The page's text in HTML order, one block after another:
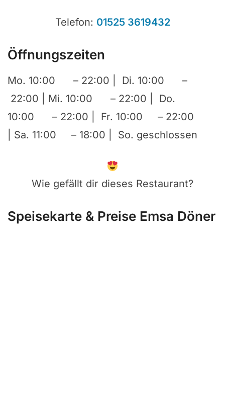
Telefon: 01525 3619432
Öffnungszeiten
Mo. 10:00 – 22:00 | Di. 10:00 –
22:00 | Mi. 10:00 – 22:00 | Do.
10:00 – 22:00 | Fr. 10:00 – 22:00
| Sa. 11:00 – 18:00 | So. geschlossen
Wie gefällt dir dieses Restaurant?
Speisekarte & Preise Emsa Döner